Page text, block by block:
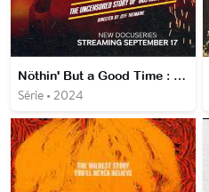
Nöthin' But a Good Time : la vraie histoire du Hair Metal
Série • 2024